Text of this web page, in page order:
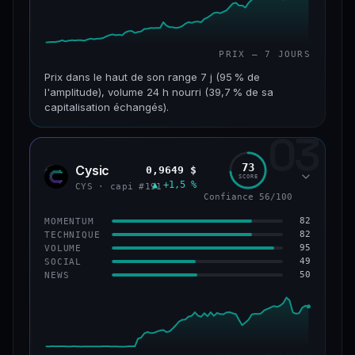
PRIX — 7 JOURS
Prix dans le haut de son range 7 j (95 % de
l'amplitude), volume 24 h nourri (39,7 % de sa
capitalisation échangés).
CAP. MARCHÉ VOLUME 24 H
VAR. 7 J VAR. 30 J
+203,1 %
VS ATH
−86,3 % #235
CONFIANCE 67/100
03
CYS Cysic
CYS · capi #191
0,9649 $
▲ +1,5 %
73
SCORE
Confiance 56/100
MOMENTUM 82
TECHNIQUE 82
VOLUME 95
SOCIAL 49
NEWS 50